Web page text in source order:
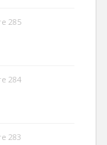
285
284
283